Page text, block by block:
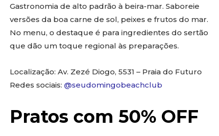
Gastronomia de alto padrão à beira-mar. Saboreie
versões da boa carne de sol, peixes e frutos do mar.
No menu, o destaque é para ingredientes do sertão
que dão um toque regional às preparações.
Localização: Av. Zezé Diogo, 5531 – Praia do Futuro
Redes sociais: @seudomingobeachclub
Pratos com 50% OFF